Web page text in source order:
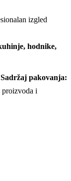
izgled
hodnike,
Sadržaj pakovanja:
i